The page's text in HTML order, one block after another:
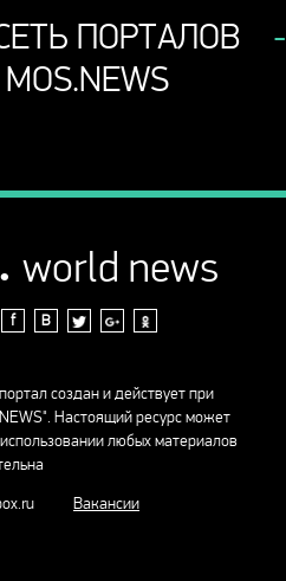
ПОРТАЛОВ
. world news
f В
создан и действует при
Настоящий ресурс может
любых материалов
Вакансии